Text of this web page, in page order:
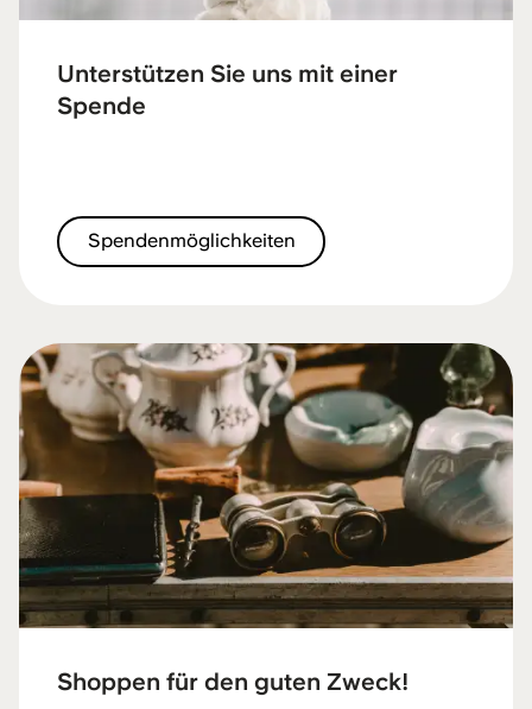
Unterstützen Sie uns mit einer
Spende
Spendenmöglichkeiten
Shoppen für den guten Zweck!